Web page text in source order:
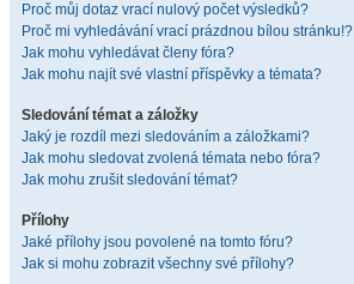
Proč můj dotaz vrací nulový počet výsledků?
Proč mi vyhledávání vrací prázdnou bílou stránku!?
Jak mohu vyhledávat členy fóra?
Jak mohu najít své vlastní příspěvky a témata?
Sledování témat a záložky
Jaký je rozdíl mezi sledováním a záložkami?
Jak mohu sledovat zvolená témata nebo fóra?
Jak mohu zrušit sledování témat?
Přílohy
Jaké přílohy jsou povolené na tomto fóru?
Jak si mohu zobrazit všechny své přílohy?